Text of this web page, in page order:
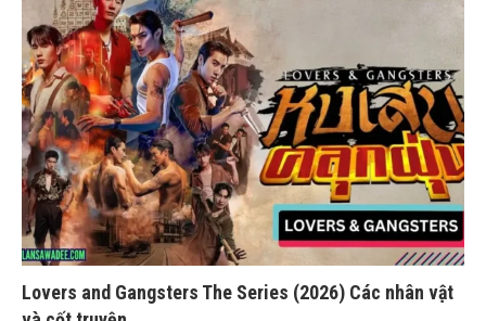
Lovers and Gangsters The Series (2026) Các nhân vật